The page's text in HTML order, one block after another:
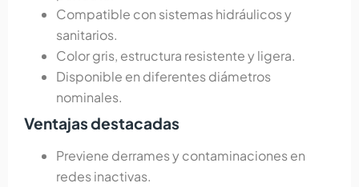
Compatible con sistemas hidráulicos y
sanitarios.
Color gris, estructura resistente y ligera.
Disponible en diferentes diámetros
nominales.
Ventajas destacadas
Previene derrames y contaminaciones en
redes inactivas.